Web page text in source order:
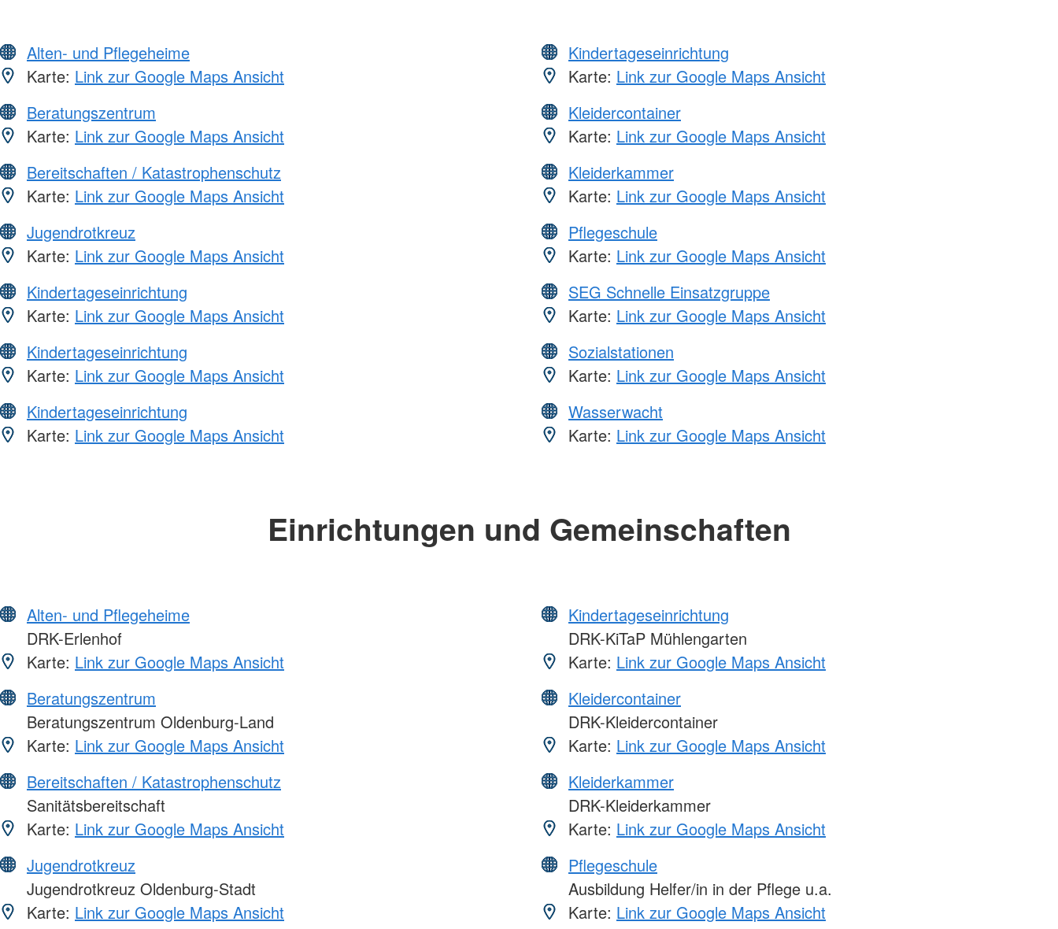
Alten- und Pflegeheime
Karte: Link zur Google Maps Ansicht
Beratungszentrum
Karte: Link zur Google Maps Ansicht
Bereitschaften / Katastrophenschutz
Karte: Link zur Google Maps Ansicht
Jugendrotkreuz
Karte: Link zur Google Maps Ansicht
Kindertageseinrichtung
Karte: Link zur Google Maps Ansicht
Kindertageseinrichtung
Karte: Link zur Google Maps Ansicht
Kindertageseinrichtung
Karte: Link zur Google Maps Ansicht
Kindertageseinrichtung
Karte: Link zur Google Maps Ansicht
Kleidercontainer
Karte: Link zur Google Maps Ansicht
Kleiderkammer
Karte: Link zur Google Maps Ansicht
Pflegeschule
Karte: Link zur Google Maps Ansicht
SEG Schnelle Einsatzgruppe
Karte: Link zur Google Maps Ansicht
Sozialstationen
Karte: Link zur Google Maps Ansicht
Wasserwacht
Karte: Link zur Google Maps Ansicht
Einrichtungen und Gemeinschaften
Alten- und Pflegeheime
DRK-Erlenhof
Karte: Link zur Google Maps Ansicht
Beratungszentrum
Beratungszentrum Oldenburg-Land
Karte: Link zur Google Maps Ansicht
Bereitschaften / Katastrophenschutz
Sanitätsbereitschaft
Karte: Link zur Google Maps Ansicht
Jugendrotkreuz
Jugendrotkreuz Oldenburg-Stadt
Karte: Link zur Google Maps Ansicht
Kindertageseinrichtung
DRK-KiTaP Mühlengarten
Karte: Link zur Google Maps Ansicht
Kleidercontainer
DRK-Kleidercontainer
Karte: Link zur Google Maps Ansicht
Kleiderkammer
DRK-Kleiderkammer
Karte: Link zur Google Maps Ansicht
Pflegeschule
Ausbildung Helfer/in in der Pflege u.a.
Karte: Link zur Google Maps Ansicht